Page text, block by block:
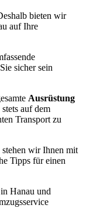
bieten wir
auf Ihre
sicher sein
Ausrüstung
auf dem
Transport zu
wir Ihnen mit
Tipps für einen
Hanau und